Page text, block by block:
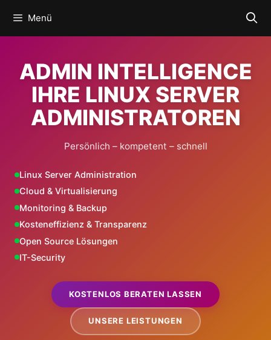
Inhalt
springen
Menü
ADMIN INTELLIGENCE
IHRE LINUX SERVER
ADMINISTRATOREN
Persönlich – kompetent – schnell
Linux Server Administration
Cloud & Virtualisierung
Monitoring & Backup
Kosteneffizienz & Transparenz
Open Source Lösungen
IT-Security
KOSTENLOS BERATEN LASSEN
UNSERE LEISTUNGEN